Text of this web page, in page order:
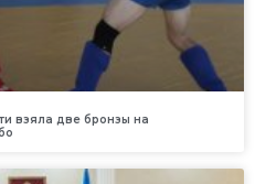
взяла две бронзы на